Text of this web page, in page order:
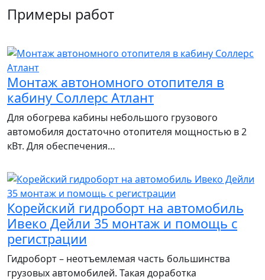
Примеры работ
Монтаж автономного отопителя в
кабину Соллерс Атлант
Для обогрева кабины небольшого грузового
автомобиля достаточно отопителя мощностью в 2
кВт. Для обеспечения…
Корейский гидроборт на автомобиль
Ивеко Дейли 35 монтаж и помощь с
регистрации
Гидроборт – неотъемлемая часть большинства
грузовых автомобилей. Такая доработка